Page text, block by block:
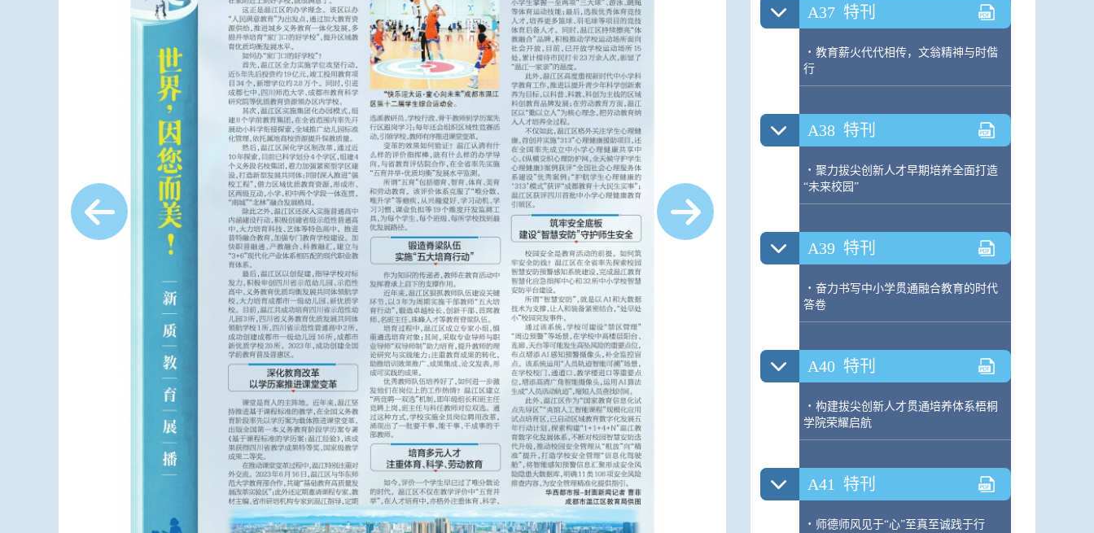
A37 特刊
· 教育薪火代代相传，文翁精神与时偕
行
A38 特刊
· 聚力拔尖创新人才早期培养全面打造
“未来校园”
A39 特刊
· 奋力书写中小学贯通融合教育的时代
答卷
A40 特刊
· 构建拔尖创新人才贯通培养体系梧桐
学院荣耀启航
A41 特刊
· 师德师风见于“心”至真至诚践于行